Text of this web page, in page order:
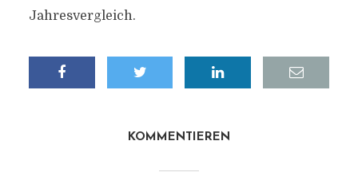
Jahresvergleich.
KOMMENTIEREN